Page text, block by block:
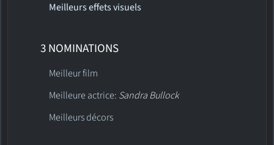
Meilleurs effets visuels
3 NOMINATIONS
Meilleur film
Meilleure actrice: Sandra Bullock
Meilleurs décors